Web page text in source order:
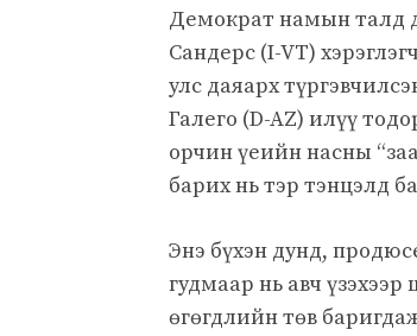
Демократ намын талд
Сандерс (I-VT)
улс даяарх
Галего (D-AZ) илүү
орчин үеийн насны
барих нь тэр тэнцэлд
Энэ бүхэн дунд,
гудмаар нь авч
өгөгдлийн төв